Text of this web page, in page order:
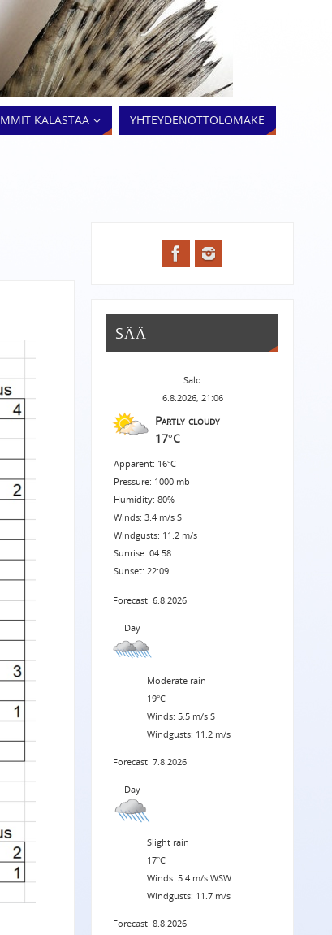
KALASTAA YHTEYDENOTTOLOMAKE
SÄÄ
Salo
6.8.2026, 21:06
Partly cloudy
17°C
Apparent: 16°C
Pressure: 1000 mb
Humidity: 80%
Winds: 3.4 m/s S
Windgusts: 11.2 m/s
Sunrise: 04:58
Sunset: 22:09
Forecast 6.8.2026
Day
Moderate rain
19°C
Winds: 5.5 m/s S
Windgusts: 11.2 m/s
Forecast 7.8.2026
Day
Slight rain
17°C
Winds: 5.4 m/s WSW
Windgusts: 11.7 m/s
Forecast 8.8.2026